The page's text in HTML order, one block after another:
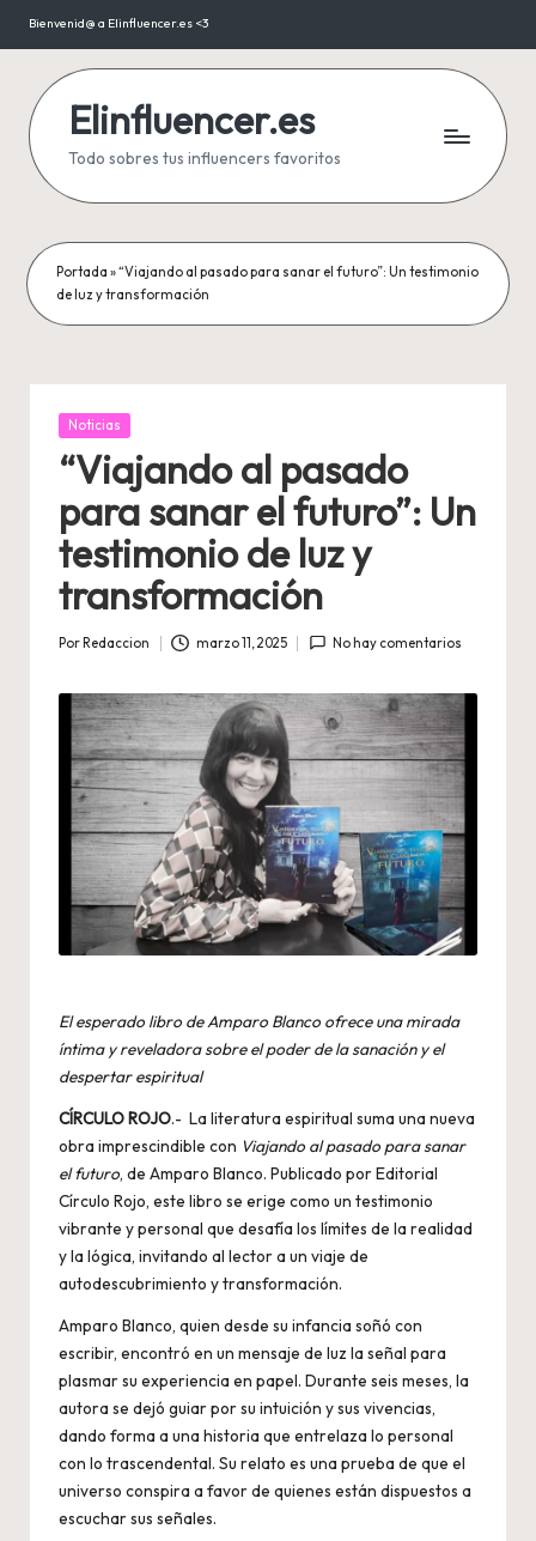
Saltar
contenido
Bienvenid@ a Elinfluencer.es <3
Elinfluencer.es
Todo sobres tus influencers favoritos
Portada »“Viajando al pasado para sanar el futuro”: Un testimonio
de luz y transformación
Publicada
Noticias
“Viajando al pasado
para sanar el futuro”: Un
testimonio de luz y
transformación
Por Redaccion marzo 11, 2025 No hay comentarios
El esperado libro de Amparo Blanco ofrece una mirada
íntima y reveladora sobre el poder de la sanación y el
despertar espiritual
CÍRCULO ROJO.- La literatura espiritual suma una nueva
obra imprescindible con Viajando al pasado para sanar
el futuro, de Amparo Blanco. Publicado por Editorial
Círculo Rojo, este libro se erige como un testimonio
vibrante y personal que desafía los límites de la realidad
y la lógica, invitando al lector a un viaje de
autodescubrimiento y transformación.
Amparo Blanco, quien desde su infancia soñó con
escribir, encontró en un mensaje de luz la señal para
plasmar su experiencia en papel. Durante seis meses, la
autora se dejó guiar por su intuición y sus vivencias,
dando forma a una historia que entrelaza lo personal
con lo trascendental. Su relato es una prueba de que el
universo conspira a favor de quienes están dispuestos a
escuchar sus señales.